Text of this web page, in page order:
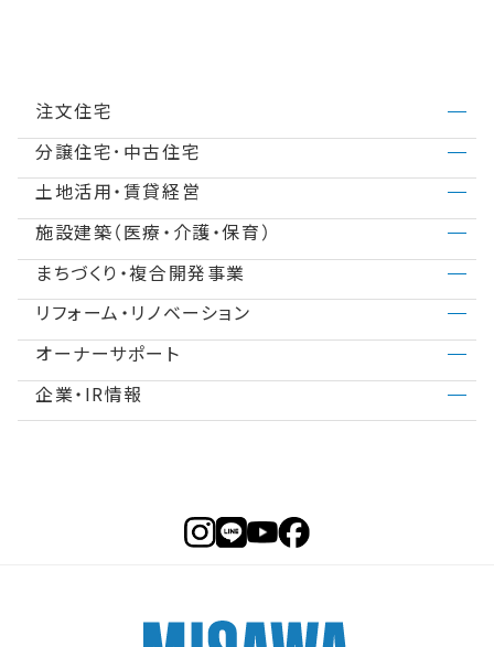
注文住宅
ミサワホームのこだわり
商品ラインアップ
インテリア
建築事例・建築実例
テクノロジー（住まいの性能）
分譲住宅･中古住宅
分譲住宅（建売・土地）検索
スムストック検索
中古住宅検索
分譲マンション検索
不動産の売却サポート
土地活用・賃貸経営
商品一覧
賃貸住宅経営
賃貸併用住宅
店舗・商業施設
法人のお客さま
施設建築（医療・介護・保育）
医院建築・病院建築
介護施設・高齢者住宅
子育て・保育施設
障がい者施設
まちづくり・複合開発事業
ASMACI・複合開発事業
再開発・官民連携事業
分譲マンション事業
事業用地・事業用建物募集
リフォーム・リノベーション
リフォームコンセプト
リフォームメニュー
オーナーサポート
住まいるりんぐ（ロングサポート）
ミサワオーナーズクラブ
ミサワリフォーム
企業・IR情報
ミサワホームグループ